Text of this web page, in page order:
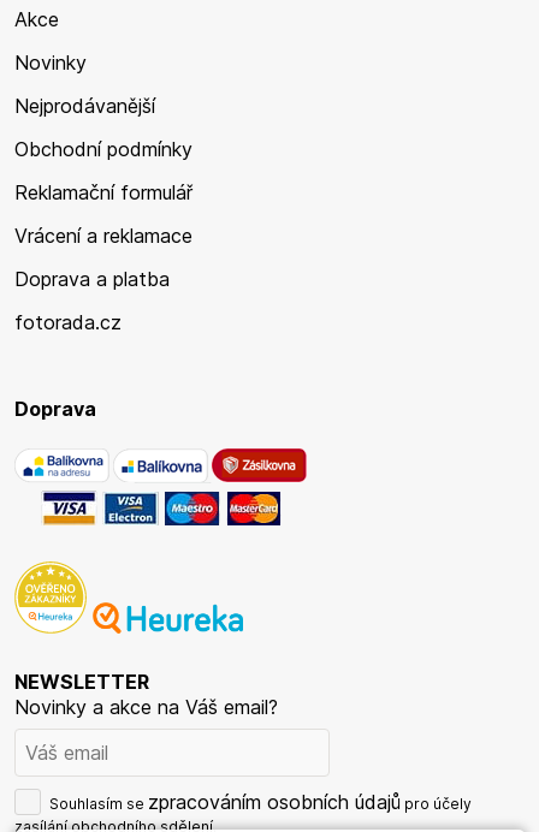
Akce
Novinky
Nejprodávanější
Obchodní podmínky
Reklamační formulář
Vrácení a reklamace
Doprava a platba
fotorada.cz
Doprava
NEWSLETTER
Novinky a akce na Váš email?
Souhlasím se zpracováním osobních údajů pro účely
zasílání obchodního sdělení.